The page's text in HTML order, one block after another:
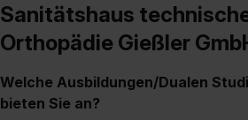
Sanitätshaus
Orthopädie Gießler
Welche Ausbildungen/Dualen
bieten Sie an?